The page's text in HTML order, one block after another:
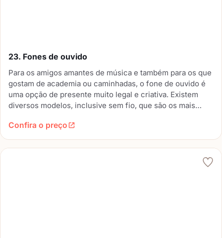
23. Fones de ouvido
Para os amigos amantes de música e também para os que
gostam de academia ou caminhadas, o fone de ouvido é
uma opção de presente muito legal e criativa. Existem
diversos modelos, inclusive sem fio, que são os mais
Confira o preço